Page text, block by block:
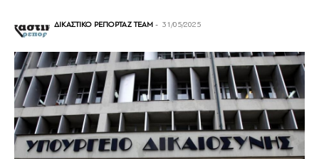
ΔΙΚΑΣΤΙΚΟ ΡΕΠΟΡΤΑΖ TEAM - 31/05/2025